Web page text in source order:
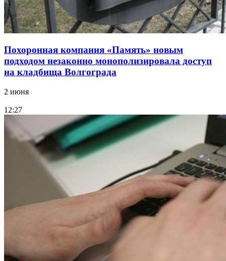
Похоронная компания «Память» новым
подходом незаконно монополизировала доступ
на кладбища Волгограда
2 июня
12:27